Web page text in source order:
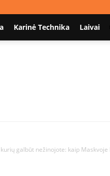
Karinė Technika Laivai
galbūt nežinojote: kaip